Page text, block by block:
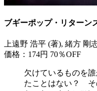
ブギーポップ・リター
上遠野 浩平 (著), 緒方 剛
価格：174円 70％OFF
欠けているものを
たことはない？ そ